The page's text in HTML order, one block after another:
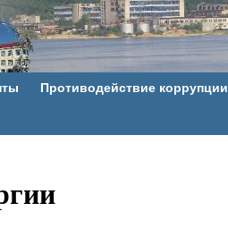
Противодействие коррупции